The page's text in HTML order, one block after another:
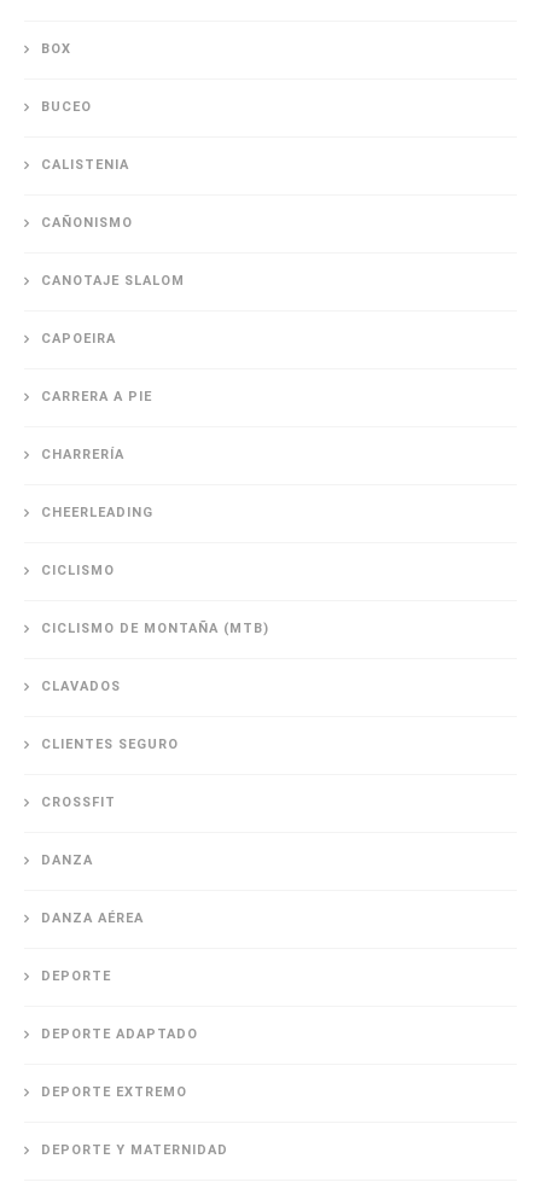
BOX
BUCEO
CALISTENIA
CAÑONISMO
CANOTAJE SLALOM
CAPOEIRA
CARRERA A PIE
CHARRERÍA
CHEERLEADING
CICLISMO
CICLISMO DE MONTAÑA (MTB)
CLAVADOS
CLIENTES SEGURO
CROSSFIT
DANZA
DANZA AÉREA
DEPORTE
DEPORTE ADAPTADO
DEPORTE EXTREMO
DEPORTE Y MATERNIDAD